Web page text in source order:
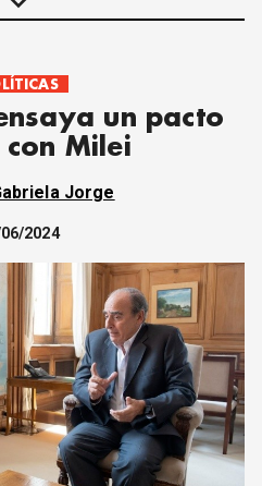
OBRERO
Y CULTURA
DE LECTORES
RESPONDE
Revista
un pacto
Milei
Jorge
2024